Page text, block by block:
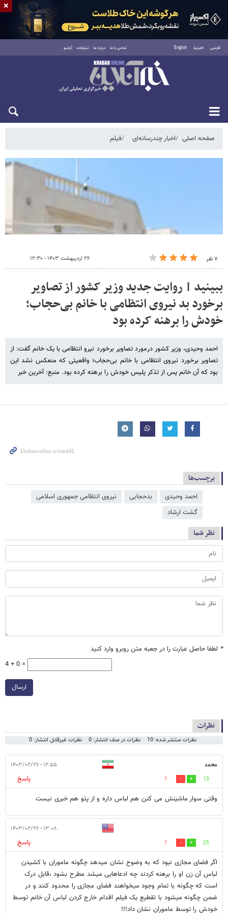
فارسی العربية English تماس با ما درباره ما تبلیغات آرشیو
جمعه ۱۶ مرداد ۱۴۰۵
صفحه اصلی اخبار چندرسانه‌ای فیلم
۷ نفر ۲۶ اردیبهشت ۱۴۰۳ - ۱۲:۳۰
ببینید | روایت جدید وزیر کشور از تصاویر
برخورد بد نیروی انتظامی با خانم بی‌حجاب؛
خودش را برهنه کرده بود
احمد وحیدی، وزیر کشور درمورد تصاویر برخورد نیرو انتظامی با یک خانم گفت: از
تصاویر برخورد نیروی انتظامی با خانم بی‌حجاب؛ واقعیتی که منعکس نشد این
بود که آن خانم پس از تذکر پلیس خودش را برهنه کرده بود. منبع: آخرین خبر
برچسب‌ها
احمد وحیدی بدحجابی
نیروی انتظامی جمهوری اسلامی
گشت ارشاد
نظر شما
* لطفا حاصل عبارت را در جعبه متن روبرو وارد کنید
4 + 0 =
ارسال
نظرات
نظرات منتشر شده: 10 نظرات در صف انتشار: 0 نظرات غیرقابل انتشار: 0
محمد ۱۲:۵۵ - ۱۴۰۳/۰۲/۲۶
13
1
پاسخ
وقتی سوار ماشینش می کنن هم لباس داره و از پتو هم خبری نیست
۱۳:۰۸ - ۱۴۰۳/۰۲/۲۶
25
1
پاسخ
اگر فضای مجازی نبود که به وضوح نشان میدهد چگونه ماموران با کشیدن
لباس آن زن او را برهنه کردند چه ادعاهایی میشد مطرح بشود ،قابل درک
است که چگونه با تمام وجود میخواهند فضای مجازی را محدود کنند و در
ضمن چگونه میشود با تقطیع یک فیلم اقدام خارج کردن لباس آن خانم توسط
خودش را توسط ماموران نشان داد!!!
×